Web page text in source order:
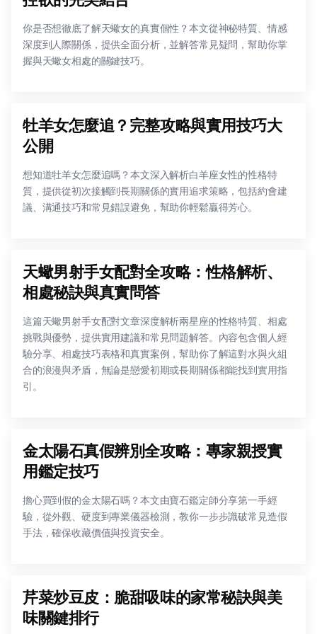
你是否想徹底了解天蠍女的真實個性？本文從神秘特質、情感
深度到人際關係，提供全面分析，並解答常見疑問，幫助你掌
握與天蠍女相處的關鍵技巧。
牡羊女怎麼追？完整攻略與實用技巧大
公開
想知道牡羊女怎麼追嗎？本文深入解析白羊座女性的性格特
質，提供從初次接觸到長期關係的實用追求策略，包括約會建
議、溝通技巧和常見錯誤避免，幫助你輕鬆贏得芳心。
天蠍男射手女配對全攻略：性格解析、
相處秘訣與真實問答
這篇天蠍男射手女配對文章深度解析兩星座的性格特質、相處
挑戰與優勢，提供實用建議和常見問題解答。內容包含個人經
驗分享、相處技巧表格和真實案例，幫助你了解這對水與火組
合的浪漫與矛盾，無論是戀愛初期或長期關係都能找到實用指
引。
金太陽石真假辨別全攻略：專家親授實
用鑑定技巧
擔心買到假的金太陽石嗎？本文由寶石鑑定師分享第一手經
驗，從外觀、硬度到專業儀器檢測，教你一步步識破常見造假
手法，確保收藏價值與投資安全。
芹菜炒豆皮：脆甜吸味的家常秘訣與美
味關鍵排行